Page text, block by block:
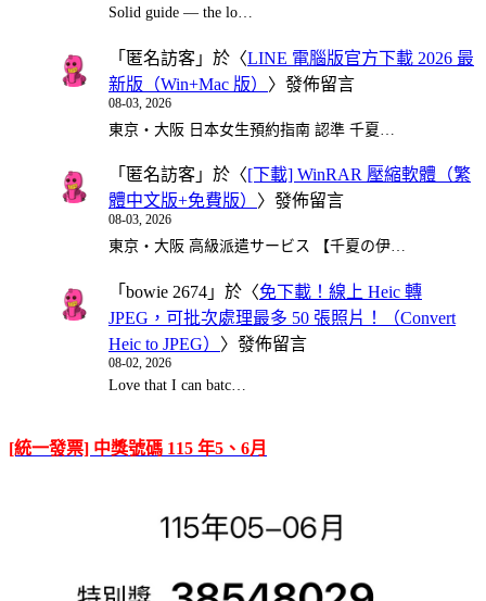
Solid guide — the lo…
「 匿名訪客 」於〈LINE 電腦版官方下載 2026 最
新版（Win+Mac 版） 〉發佈留言
08-03, 2026
東京・大阪 日本女生預約指南 認準 千夏…
「 匿名訪客 」於〈[下載] WinRAR 壓縮軟體（繁
體中文版+免費版） 〉發佈留言
08-03, 2026
東京・大阪 高級派遣サービス 【千夏の伊…
「 bowie 2674 」於〈免下載！線上 Heic 轉
JPEG，可批次處理最多 50 張照片！（Convert
Heic to JPEG） 〉發佈留言
08-02, 2026
Love that I can batc…
[統一發票] 中獎號碼 115 年5、6月